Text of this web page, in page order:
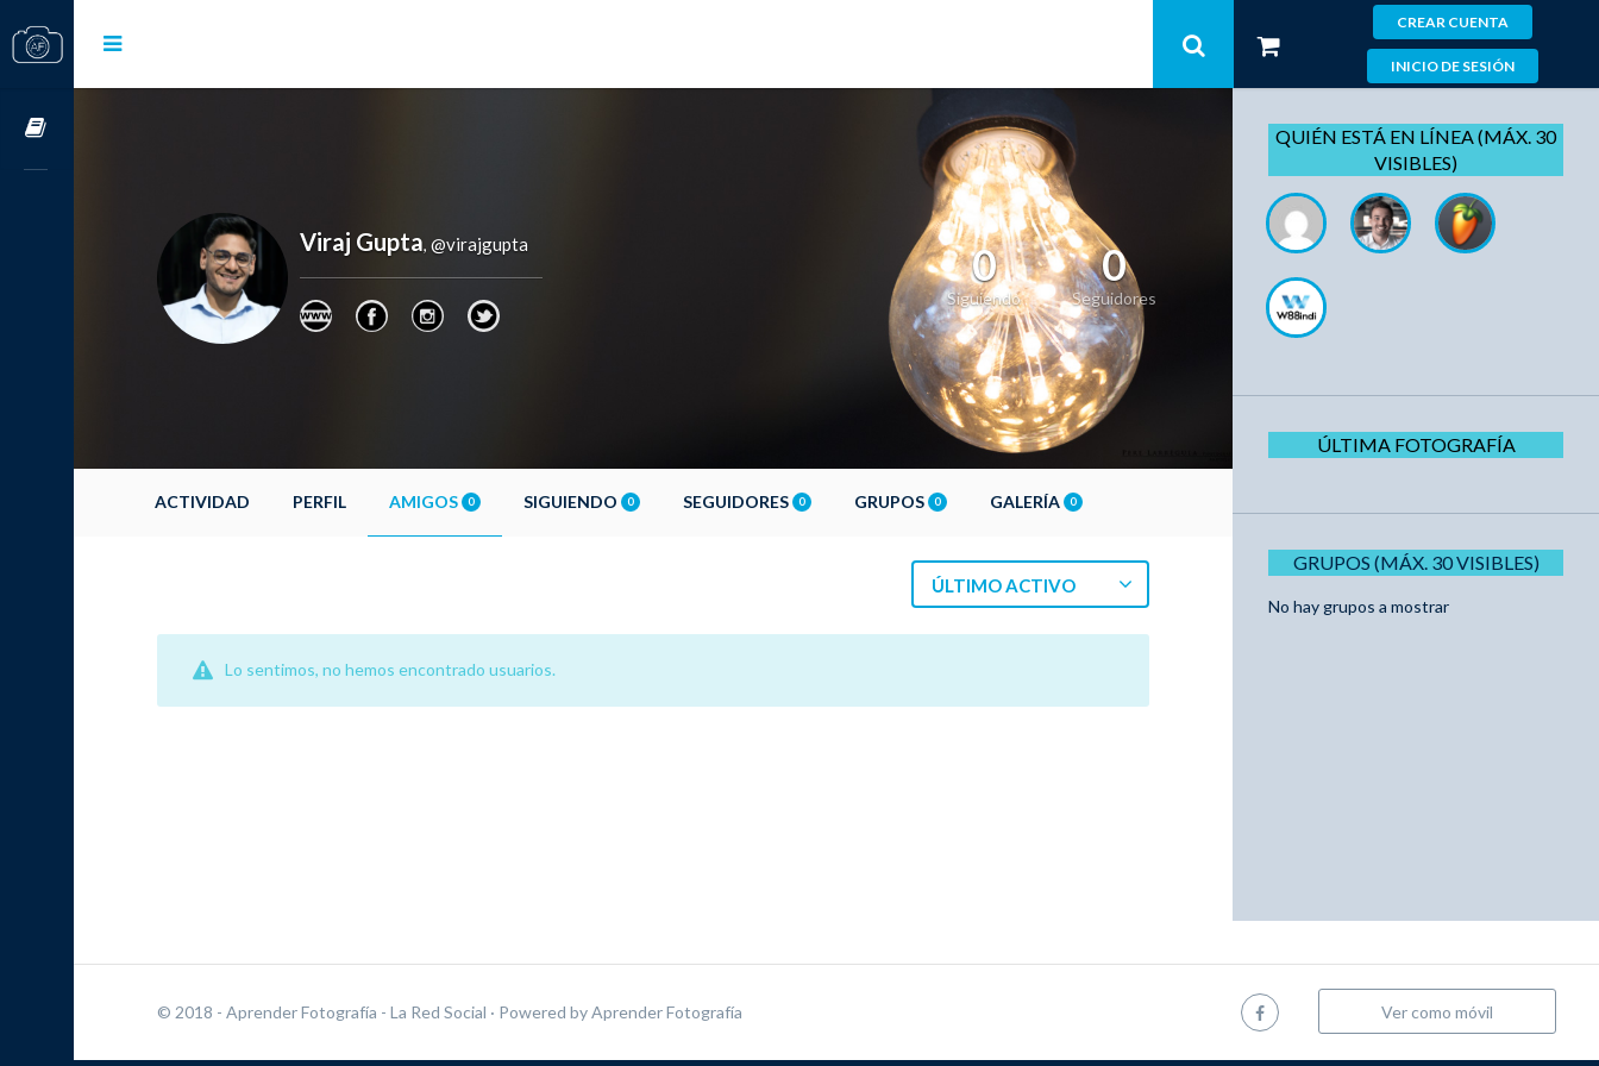
CREAR CUENTA
INICIO DE SESIÓN
Viraj Gupta, @virajgupta 0
Siguiendo
0
Seguidores
ACTIVIDAD PERFIL AMIGOS 0 SIGUIENDO 0 SEGUIDORES 0 GRUPOS 0 GALERÍA 0
ÚLTIMO ACTIVO
Lo sentimos, no hemos encontrado usuarios.
QUIÉN ESTÁ EN LÍNEA (MÁX. 30
VISIBLES)
ÚLTIMA FOTOGRAFÍA
GRUPOS (MÁX. 30 VISIBLES)
No hay grupos a mostrar
© 2018 - Aprender Fotografía - La Red Social · Powered byAprender Fotografía